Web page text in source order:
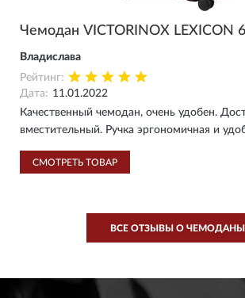
Чемодан VICTORINOX LEXICON
Владислава
Рейтинг:
Дата: 11.01.2022
Качественный чемодан, очень удобен.
вместительный. Ручка эргономичная и
СМОТРЕТЬ ТОВАР
ВСЕ ОТЗЫВЫ О ЧЕМОДАНЫ